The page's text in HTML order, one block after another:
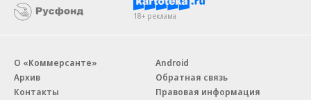
18+ реклама
О «Коммерсанте»
Архив
Контакты
Android
Обратная связь
Правовая информация